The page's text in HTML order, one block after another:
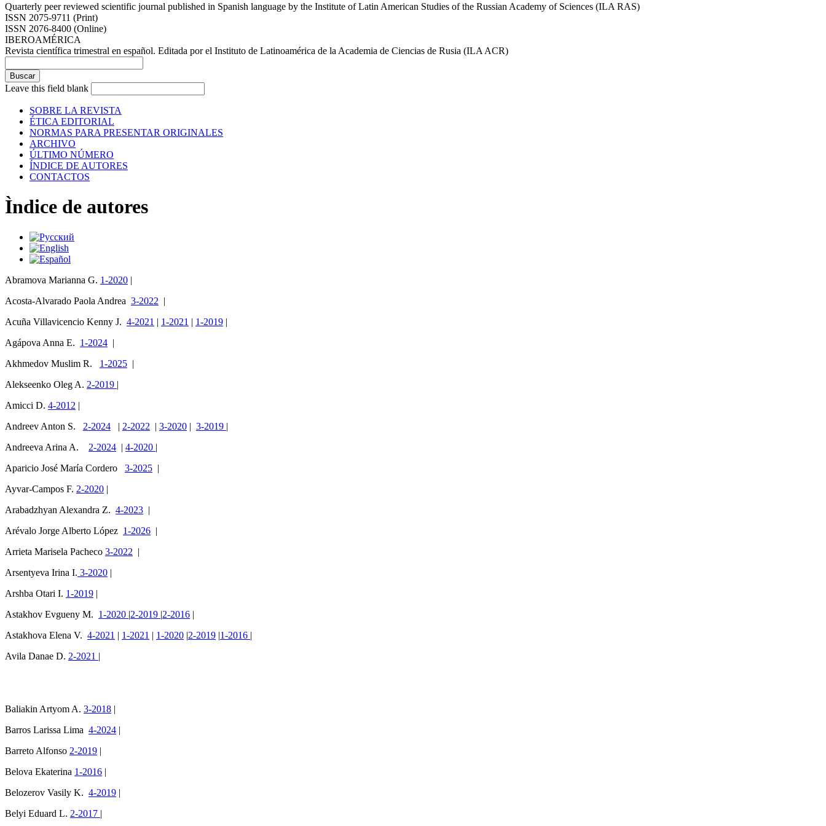
Quarterly peer reviewed scientific journal published in Spanish language by the Institute of Latin American Studies of the Russian Academy of Sciences (ILA RAS)
ISSN 2075-9711 (Print)
ISSN 2076-8400 (Online)
IBEROAMÉRICA
Revista científica trimestral en español. Editada por el Instituto de Latinoamérica de la Academia de Ciencias de Rusia (ILA ACR)
Leave this field blank
SOBRE LA REVISTA
ÉTICA EDITORIAL
NORMAS PARA PRESENTAR ORIGINALES
ARCHIVO
ÚLTIMO NÚMERO
ÍNDICE DE AUTORES
CONTACTOS
Ìndice de autores
Abramova Marianna G. 1-2020 |
Acosta-Alvarado Paola Andrea 3-2022 |
Acuña Villavicencio Kenny J. 4-2021 | 1-2021 | 1-2019 |
Agápova Anna E. 1-2024 |
Akhmedov Muslim R. 1-2025 |
Alekseenko Oleg A. 2-2019 |
Amicci D. 4-2012 |
Andreev Anton S. 2-2024 | 2-2022 | 3-2020 | 3-2019 |
Andreeva Arina A. 2-2024 | 4-2020 |
Aparicio José María Cordero 3-2025 |
Ayvar-Campos F. 2-2020 |
Arabadzhyan Alexandra Z. 4-2023 |
Arévalo Jorge Alberto López 1-2026 |
Arrieta Marisela Pacheco 3-2022 |
Arsentyeva Irina I. 3-2020 |
Arshba Otari I. 1-2019 |
Astakhov Evgueny M. 1-2020 |2-2019 |2-2016 |
Astakhova Elena V. 4-2021 | 1-2021 | 1-2020 |2-2019 |1-2016 |
Avila Danae D. 2-2021 |
Baliakin Artyom A. 3-2018 |
Barros Larissa Lima 4-2024 |
Barreto Alfonso 2-2019 |
Belova Ekaterina 1-2016 |
Belozerov Vasily K. 4-2019 |
Belyi Eduard L. 2-2017 |